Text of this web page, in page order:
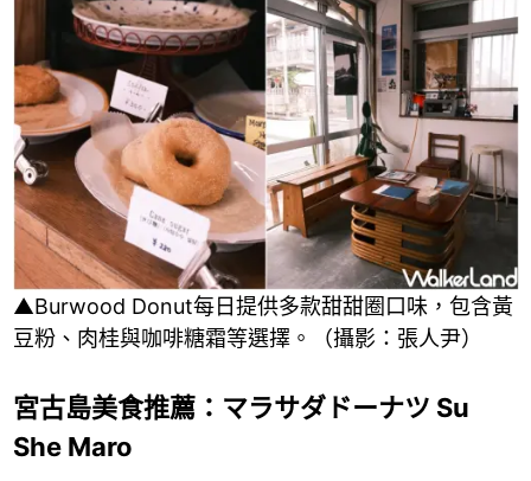
▲Burwood Donut每日提供多款甜甜圈口味，包含黃
豆粉、肉桂與咖啡糖霜等選擇。（攝影：張人尹）
宮古島美食推薦：マラサダドーナツ Su
She Maro